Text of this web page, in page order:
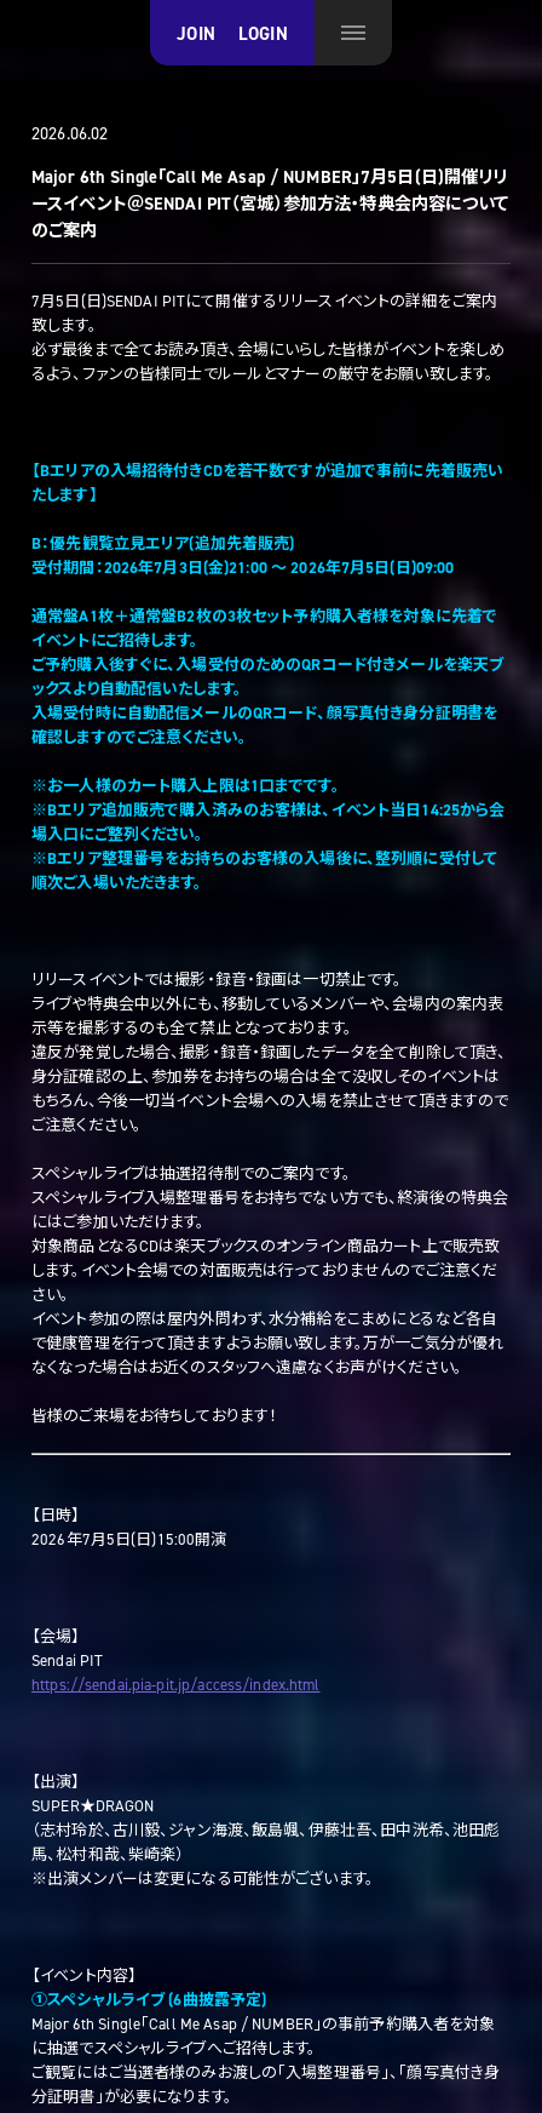
JOIN LOGIN
2026.06.02
Major 6th Single「Call Me Asap / NUMBER」7月5日(日)開催リリ
ースイベント＠SENDAI PIT（宮城）参加方法・特典会内容について
のご案内
7月5日(日)SENDAI PITにて開催するリリースイベントの詳細をご案内
致します。
必ず最後まで全てお読み頂き、会場にいらした皆様がイベントを楽しめ
るよう、ファンの皆様同士でルールとマナーの厳守をお願い致します。
【Bエリアの入場招待付きCDを若干数ですが追加で事前に先着販売い
たします】
B：優先観覧立見エリア(追加先着販売)
受付期間：2026年7月3日(金)21:00 ～ 2026年7月5日(日)09:00
通常盤A1枚＋通常盤B2枚の3枚セット予約購入者様を対象に先着で
イベントにご招待します。
ご予約購入後すぐに、入場受付のためのQRコード付きメールを楽天ブ
ックスより自動配信いたします。
入場受付時に自動配信メールのQRコード、顔写真付き身分証明書を
確認しますのでご注意ください。
※お一人様のカート購入上限は1口までです。
※Bエリア追加販売で購入済みのお客様は、イベント当日14:25から会
場入口にご整列ください。
※Bエリア整理番号をお持ちのお客様の入場後に、整列順に受付して
順次ご入場いただきます。
リリースイベントでは撮影・録音・録画は一切禁止です。
ライブや特典会中以外にも、移動しているメンバーや、会場内の案内表
示等を撮影するのも全て禁止となっております。
違反が発覚した場合、撮影・録音・録画したデータを全て削除して頂き、
身分証確認の上、参加券をお持ちの場合は全て没収しそのイベントは
もちろん、今後一切当イベント会場への入場を禁止させて頂きますので
ご注意ください。
スペシャルライブは抽選招待制でのご案内です。
スペシャルライブ入場整理番号をお持ちでない方でも、終演後の特典会
にはご参加いただけます。
対象商品となるCDは楽天ブックスのオンライン商品カート上で販売致
します。イベント会場での対面販売は行っておりませんのでご注意くだ
さい。
イベント参加の際は屋内外問わず、水分補給をこまめにとるなど各自
で健康管理を行って頂きますようお願い致します。万が一ご気分が優れ
なくなった場合はお近くのスタッフへ遠慮なくお声がけください。
皆様のご来場をお待ちしております！
【日時】
2026年7月5日(日)15:00開演
【会場】
Sendai PIT
https://sendai.pia-pit.jp/access/index.html
【出演】
SUPER★DRAGON
（志村玲於、古川毅、ジャン海渡、飯島颯、伊藤壮吾、田中洸希、池田彪
馬、松村和哉、柴崎楽）
※出演メンバーは変更になる可能性がございます。
【イベント内容】
①スペシャルライブ (6曲披露予定)
Major 6th Single「Call Me Asap / NUMBER」の事前予約購入者を対象
に抽選でスペシャルライブへご招待します。
ご観覧にはご当選者様のみお渡しの「入場整理番号」、「顔写真付き身
分証明書」が必要になります。